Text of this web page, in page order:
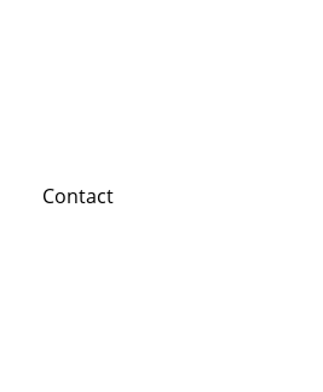
Contact